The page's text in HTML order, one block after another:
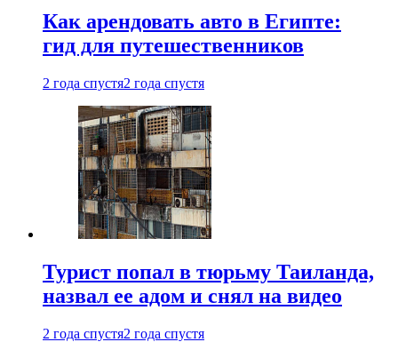
Как арендовать авто в Египте:
гид для путешественников
2 года спустя2 года спустя
Турист попал в тюрьму Таиланда,
назвал ее адом и снял на видео
2 года спустя2 года спустя